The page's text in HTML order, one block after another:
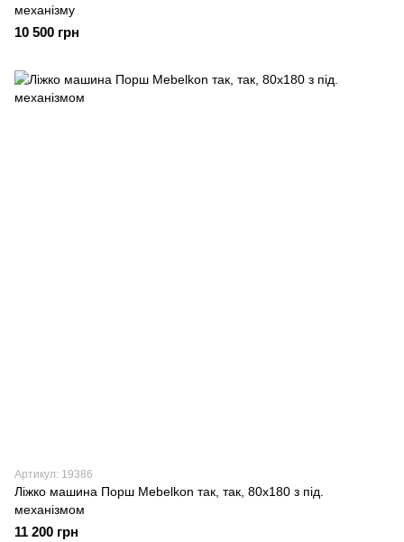
механізму
10 500 грн
Артикул: 19386
Ліжко машина Порш Mebelkon так, так, 80х180 з під.
механізмом
11 200 грн